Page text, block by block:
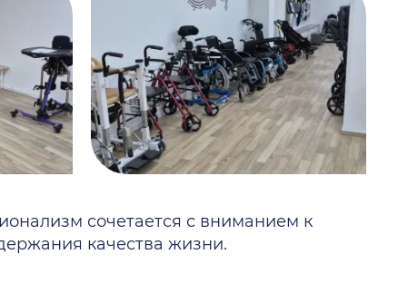
сочетается с вниманием к
качества жизни.